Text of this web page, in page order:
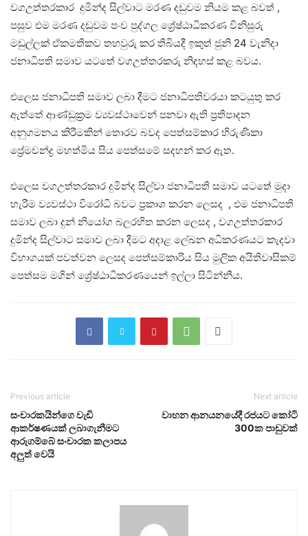
වගඋත්තරකාර දුමින්ද සිල්වාට මරණ දඩුවම නියම කළ බවත් ,
පසුව එම මරණ දඩුවම පංච පුද්ගල ශ්‍රේෂ්ඨාධිකරණ විනිසුරු
මඩුල්ලක් ඒකමතිකව තහවුරු කර තිබියදී ඉකුත් ජුනි 24 වැනිදා
ජනාධිපති සමාව යටතේ වගඋත්තරකරු නිදහස් කළ බවය.
එලෙස ජනාධිපති සමාව ලබා දීමට ජනාධිපතිවරයා කටයුතු කර
ඇත්තේ ආණ්ඩුක්‍රම ව්‍යවස්ථාවෙන් පනවා ඇති ප්‍රතිපාදන
අනුගමනය කිරීමකින් තොරව බවද පෙත්සම්කාර හිරුණිකා
ප්‍රේමචන්ද්‍ර මහත්මිය සිය පෙත්සමේ සදහන් කර ඇත.
එලෙස වගඋත්තරකාර දුමින්ද සිල්වා ජනාධිපති සමාව යටතේ මුදා
හැරීම ව්‍යවස්ථා විරෝධි බවට ප්‍රකාශ කරන ලෙසද , එම ජනාධිපති
සමාව ලබා දුන් නියෝග බලරහිත කරන ලෙසද , වගඋත්තරකාර
දුමින්ද සිල්වාට සමාව ලබා දීමට අදාළ ලේඛන අධිකරණයට කැදවා
විභාගයක් පවත්වන ලෙසද පෙත්සම්කාරිය සිය මුලික අයිතිවාසිකම්
පෙත්සම මගින් ශ්‍රේෂ්ඨාධිකරණයෙන් ඉල්ලා සිටින්නීය.
Previous article
සංචාරකයින්ගෙ වැඩි
ආකර්ෂණයක් ලබාගැනීමට
ආරුගම්බේ සංචාරක කලාපය
අලුත් වෙයි
Next article
වාහන ආනයනයේදී රජයට කෝටි
300ක පාඩුවක්